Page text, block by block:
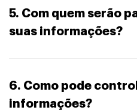
5. Com quem serão
suas informações?
6. Como pode
informações?